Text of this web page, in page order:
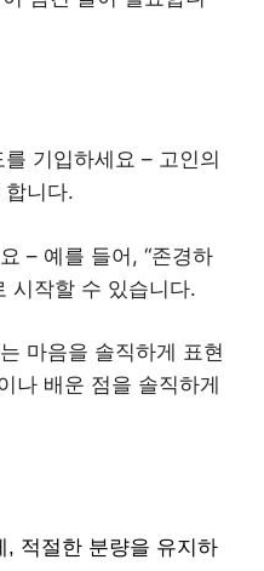
기입하세요 – 고인의
합니다.
– 예를 들어, “존경하
시작할 수 있습니다.
마음을 솔직하게 표현
나 배운 점을 솔직하게
적절한 분량을 유지하